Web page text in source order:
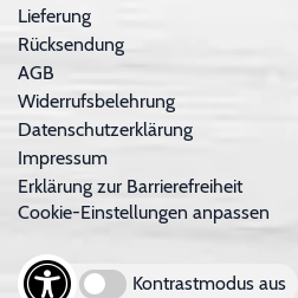
Lieferung
Rücksendung
AGB
Widerrufsbelehrung
Datenschutzerklärung
Impressum
Erklärung zur Barrierefreiheit
Cookie-Einstellungen anpassen
Kontrastmodus aus